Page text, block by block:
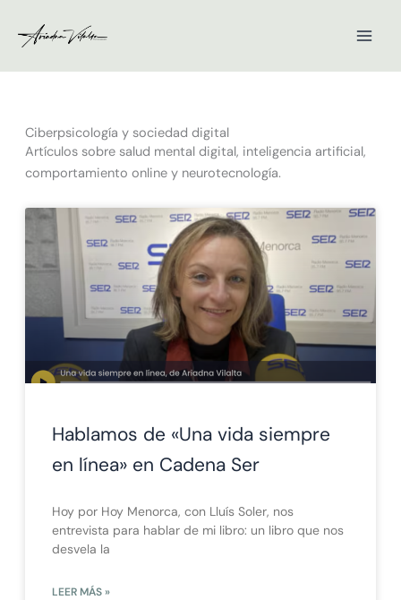
contenido
Ciberpsicología y sociedad digital
Artículos sobre salud mental digital, inteligencia artificial,
comportamiento online y neurotecnología.
Hablamos de «Una vida siempre
en línea» en Cadena Ser
Hoy por Hoy Menorca, con Lluís Soler, nos
entrevista para hablar de mi libro: un libro que nos
desvela la
LEER MÁS »
Página
PáginaPágina